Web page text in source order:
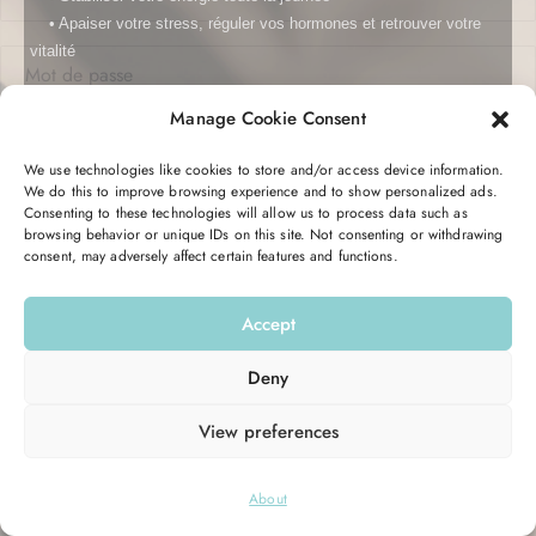
Manage Cookie Consent
We use technologies like cookies to store and/or access device information.
We do this to improve browsing experience and to show personalized ads.
Consenting to these technologies will allow us to process data such as
browsing behavior or unique IDs on this site. Not consenting or withdrawing
consent, may adversely affect certain features and functions.
Accept
Deny
View preferences
About
Se connecter
Hello Good Shape
• Apaiser votre stress, réguler vos hormones et retrouver votre
vitalité
C’est totalement gratuit et transformant.
Vous recevrez pendant 5 jours un email avec des conseils, des
astuces, et une action à réaliser pour retrouver votre équilibre
hormonal et votre énergie.
Entrez votre email ici pour commencer :